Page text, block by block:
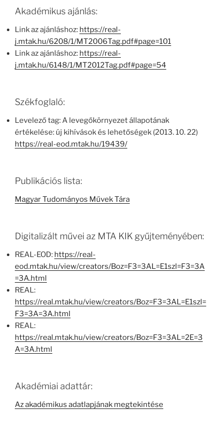
Akadémikus ajánlás:
Link az ajánláshoz: https://real-
j.mtak.hu/6208/1/MT2006Tag.pdf#page=101
Link az ajánláshoz: https://real-
j.mtak.hu/6148/1/MT2012Tag.pdf#page=54
Székfoglaló:
Levelező tag: A levegőkörnyezet állapotának
értékelése: új kihívások és lehetőségek (2013. 10. 22)
https://real-eod.mtak.hu/19439/
Publikációs lista:
Magyar Tudományos Művek Tára
Digitalizált művei az MTA KIK gyűjteményében:
REAL-EOD: https://real-
eod.mtak.hu/view/creators/Boz=F3=3AL=E1szl=F3=3A
=3A.html
REAL:
https://real.mtak.hu/view/creators/Boz=F3=3AL=E1szl=
F3=3A=3A.html
REAL:
https://real.mtak.hu/view/creators/Boz=F3=3AL=2E=3
A=3A.html
Akadémiai adattár:
Az akadémikus adatlapjának megtekintése